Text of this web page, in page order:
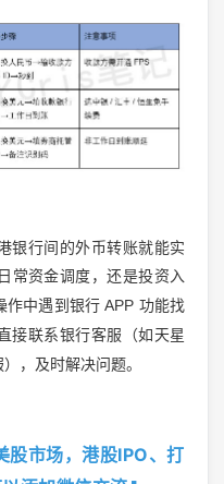
银行间的外币转账就能实
常资金调度，还是投资入
作中遇到银行 APP 功能找
接联系银行客服（如天星
，及时解决问题。
股市场，港股IPO、打